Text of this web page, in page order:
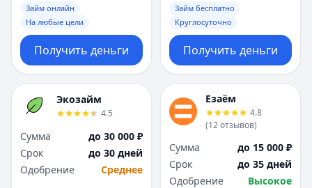
Займ онлайн
На любые цели
Получить деньги
Займ бесплатно
Круглосуточно
Получить деньги
Экозайм
4.5
Сумма
до 30 000 ₽
Срок
до 30 дней
Одобрение
Среднее
Езаём
4.8
(12отзывов)
Сумма
до 15 000 ₽
Срок
до 35 дней
Одобрение
Высокое